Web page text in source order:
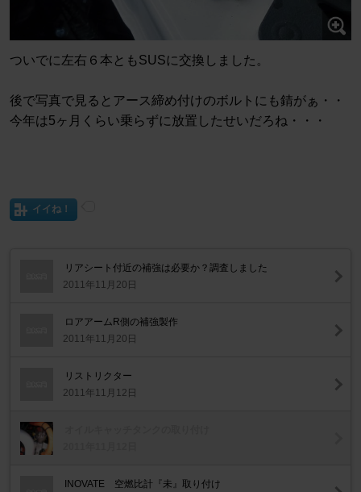
ついでに左右６本ともSUSに交換しました。
後で写真で見るとアース締め付けのボルトにも錆がぁ・・
今年は5ヶ月くらい乗らずに放置したせいだろね・・・
イイね！
リアシート付近の補強は必要か？調査しました
2011年11月20日
ロアアームR側の補強製作
2011年11月20日
リストリクター
2011年11月12日
INOVATE 空燃比計『未』取り付け